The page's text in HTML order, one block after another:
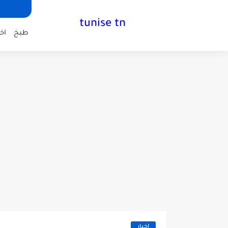
tunise tn
طبخ